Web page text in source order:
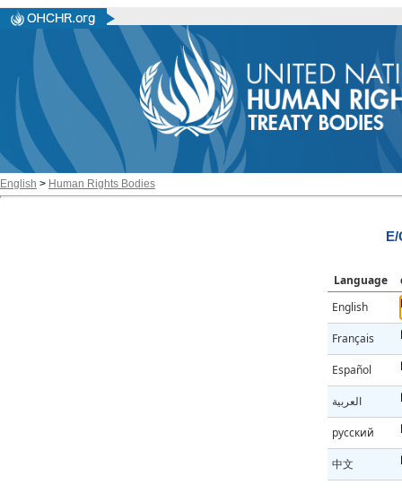
English > Human Rights Bodies
E/
Language
English
Français
Español
العربية
русский
中文